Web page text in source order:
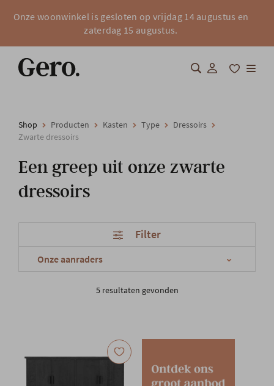
Onze woonwinkel is gesloten op vrijdag 14 augustus en
zaterdag 15 augustus.
Over Gero
Inspiratie
Totaalinrichting
FAQ
Shop Producten Kasten Type
Dressoirs
Zwarte dressoirs
Een greep uit onze zwarte
dressoirs
Filter
5 resultaten gevonden